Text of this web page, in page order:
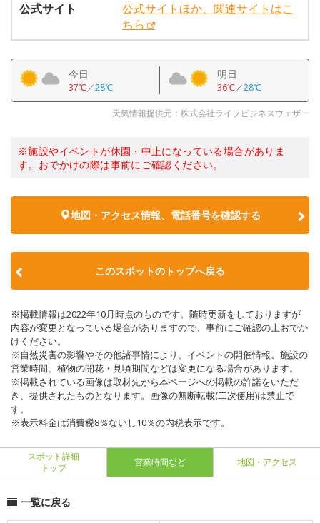
公式サイト
公式サイトほか、関連サイトはこ
ちら
今日
37℃／28℃
明日
36℃／28℃
天気情報提供元：株式会社ライフビジネスウェザー
※施設やイベントが休園・中止になっている場合がありま
す。おでかけの際は事前にご確認ください。
地図・アクセス情報、電話番号を確認する
このスポットのトップへ戻る
※掲載情報は2022年10月時点のものです。随時更新をしておりますが
内容が変更となっている場合がありますので、事前にご確認の上おでか
けください。
※自然災害の影響やその他諸事情により、イベントの開催情報、施設の
営業時間、植物の開花・見頃期間などは変更になる場合があります。
※掲載されている画像は取材先から本ページへの掲載の許諾をいただ
き、提供されたものとなります。画像の無断転載(二次使用)は禁止で
す。
※表示料金は消費税8％ないし10％の内税表示です。
スポット詳細
トップ
営業時間など 地図・アクセス
一覧に戻る